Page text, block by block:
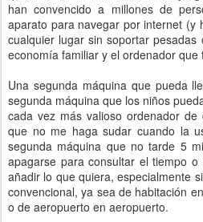
han convencido a millones de
aparato para navegar por internet (y
cualquier lugar sin soportar
economía familiar y el ordenador que
Una segunda máquina que pueda
segunda máquina que los niños
cada vez más valioso ordenador
que no me haga sudar cuando la
segunda máquina que no tarde 5
apagarse para consultar el tiempo
añadir lo que quiera, especialmente
convencional, ya sea de habitación
o de aeropuerto en aeropuerto.